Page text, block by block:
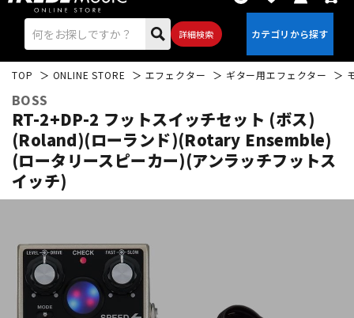
詳細検索
エレキギター アコギ/エレアコ
ドラム
TOP ONLINE STORE エフェクター ギター用エフェクター
BOSS
RT-2+DP-2 フットスイッチセット (ボス)
(Roland)(ローランド)(Rotary Ensemble)
(ロータリースピーカー)(アンラッチフットス
イッチ)